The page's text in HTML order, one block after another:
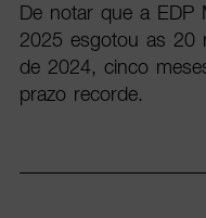
De notar que a EDP
2025 esgotou as 20
de 2024, cinco
prazo recorde.